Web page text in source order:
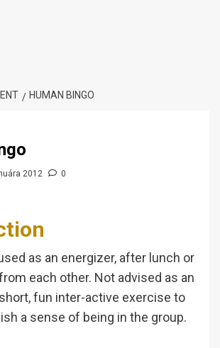
HUMAN BINGO
2012 0
as an energizer, after lunch or
each other. Not advised as an
fun inter-active exercise to
a sense of being in the group.